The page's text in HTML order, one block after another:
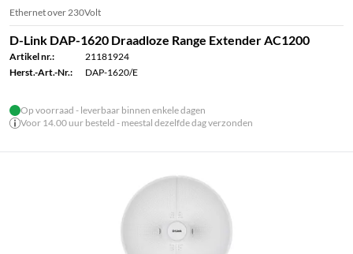
Ethernet over 230Volt
D-Link DAP-1620 Draadloze Range Extender AC1200
Artikel nr.:
21181924
Herst.-Art.-Nr.:
DAP-1620/E
Op voorraad - leverbaar binnen enkele dagen
Voor 14.00 uur besteld - meestal dezelfde dag verzonden